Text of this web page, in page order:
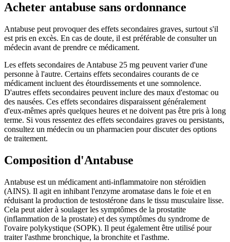
Acheter antabuse sans ordonnance
Antabuse peut provoquer des effets secondaires graves, surtout s'il
est pris en excès. En cas de doute, il est préférable de consulter un
médecin avant de prendre ce médicament.
Les effets secondaires de Antabuse 25 mg peuvent varier d'une
personne à l'autre. Certains effets secondaires courants de ce
médicament incluent des étourdissements et une somnolence.
D'autres effets secondaires peuvent inclure des maux d'estomac ou
des nausées. Ces effets secondaires disparaissent généralement
d'eux-mêmes après quelques heures et ne doivent pas être pris à long
terme. Si vous ressentez des effets secondaires graves ou persistants,
consultez un médecin ou un pharmacien pour discuter des options
de traitement.
Composition d'Antabuse
Antabuse est un médicament anti-inflammatoire non stéroïdien
(AINS). Il agit en inhibant l'enzyme aromatase dans le foie et en
réduisant la production de testostérone dans le tissu musculaire lisse.
Cela peut aider à soulager les symptômes de la prostatite
(inflammation de la prostate) et des symptômes du syndrome de
l'ovaire polykystique (SOPK). Il peut également être utilisé pour
traiter l'asthme bronchique, la bronchite et l'asthme.